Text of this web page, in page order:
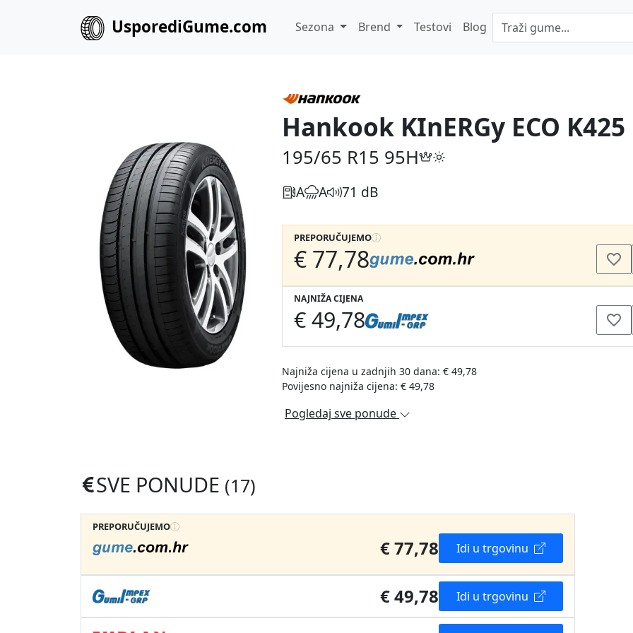
UsporediGume.com Sezona Brend Testovi Blog
Hankook KInERGy ECO K425
195/65 R15 95H
A A 71 dB
PREPORUČUJEMO
€ 77,78
NAJNIŽA CIJENA
€ 49,78
Najniža cijena u zadnjih 30 dana: € 49,78
Povijesno najniža cijena: € 49,78
Pogledaj sve ponude
SVE PONUDE (17)
PREPORUČUJEMO
€ 77,78 Idi u trgovinu
€ 49,78 Idi u trgovinu